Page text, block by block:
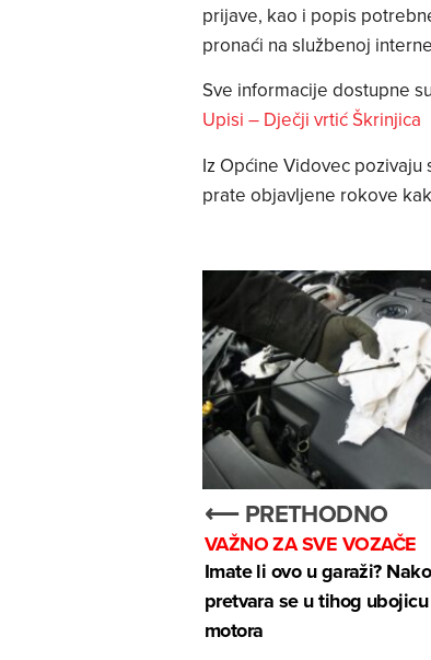
prijave, kao i popis
pronaći na službenoj
Sve informacije dostupne
Upisi – Dječji vrtić Škrinjica
Iz Općine Vidovec
prate objavljene rokove
⟵ PRETHODNO
VAŽNO ZA SVE VOZAČE
Imate li ovo u garaži?
pretvara se u tihog
motora